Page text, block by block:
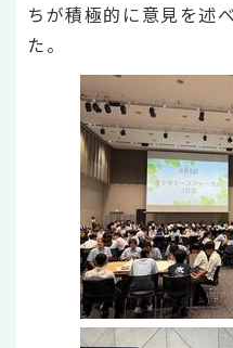
ちが積極的に意見を述
た。